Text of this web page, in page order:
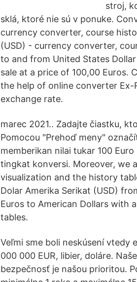
stroj,
sklá, ktoré nie sú v ponuke.
currency converter, course
(USD) - currency converter,
to and from United States
sale at a price of 100,00 Euros.
the help of online converter
exchange rate.
marec 2021.. Zadajte čiastku,
Pomocou "Prehoď meny"
memberikan nilai tukar 100
tingkat konversi. Moreover, we
visualization and the history
Dolar Amerika Serikat (USD)
Euros to American Dollars with
tables.
Veľmi sme boli neskúsení vtedy
000 000 EUR, libier, doláre.
bezpečnosť je našou prioritou.